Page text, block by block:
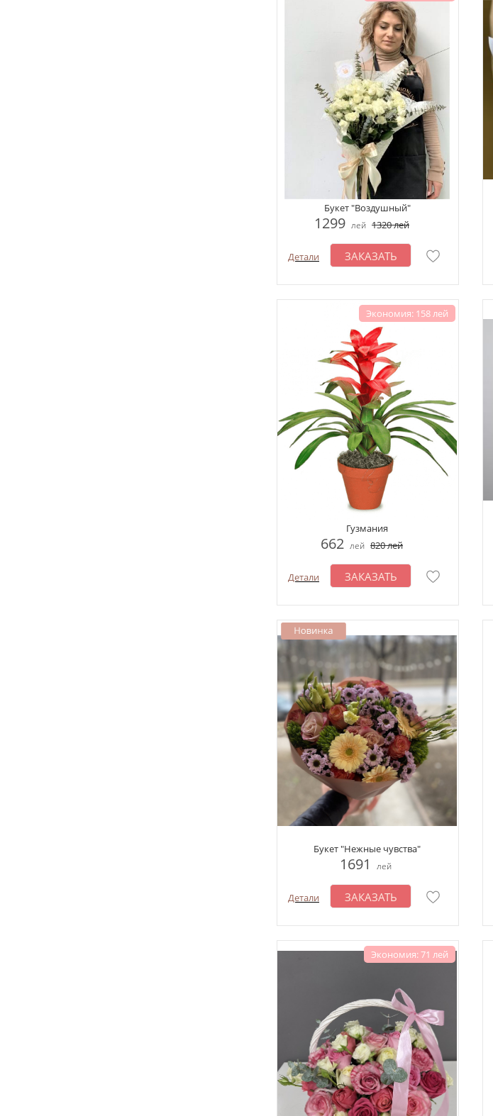
Букет "Воздушный"
1299 лей 1320лей
Детали ЗАКАЗАТЬ
Экономия: 158 лей
Гузмания
662 лей 820лей
Детали ЗАКАЗАТЬ
Букет "Нежные чувства"
1691 лей
Детали ЗАКАЗАТЬ
Экономия: 71 лей